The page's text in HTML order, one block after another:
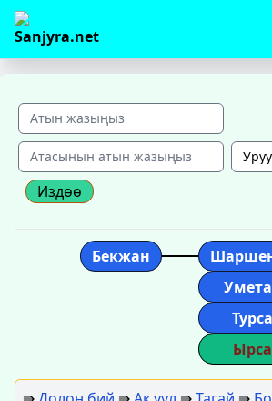
Издөө
Бекжан